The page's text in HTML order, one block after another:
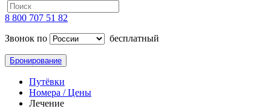
8 800 707 51 82
Звонок по
бесплатный
Бронирование
Путёвки
Номера / Цены
Лечение